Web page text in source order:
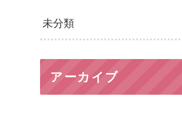
未分類
アーカイブ